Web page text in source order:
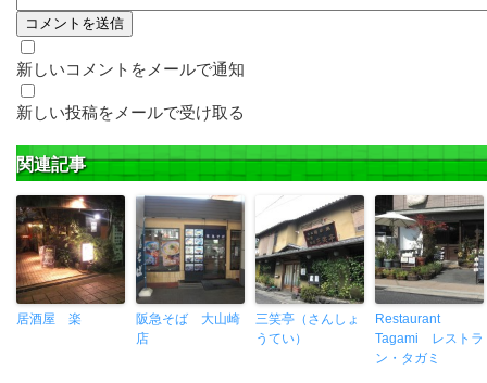
新しいコメントをメールで通知
新しい投稿をメールで受け取る
関連記事
居酒屋 楽
阪急そば 大山崎
店
三笑亭（さんしょ
うてい）
Restaurant
Tagami レストラ
ン・タガミ